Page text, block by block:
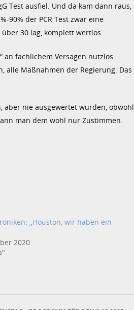
Test ausfiel. Und da kam dann raus,
90% der PCR Test zwar eine
30 lag, komplett wertlos.
an fachlichem Versagen nutzlos
alle Maßnahmen der Regierung. Das
aber nie ausgewertet wurden, obwohl
man dem wohl nur Zustimmen.
„Houston, wir haben ein
2020